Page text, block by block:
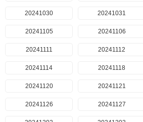
20241030 20241031
20241105 20241106
20241111 20241112
20241114 20241118
20241120 20241121
20241126 20241127